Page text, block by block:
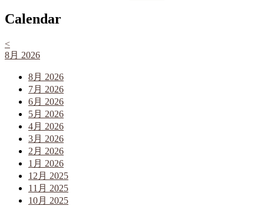
Calendar
<
8月 2026
8月 2026
7月 2026
6月 2026
5月 2026
4月 2026
3月 2026
2月 2026
1月 2026
12月 2025
11月 2025
10月 2025